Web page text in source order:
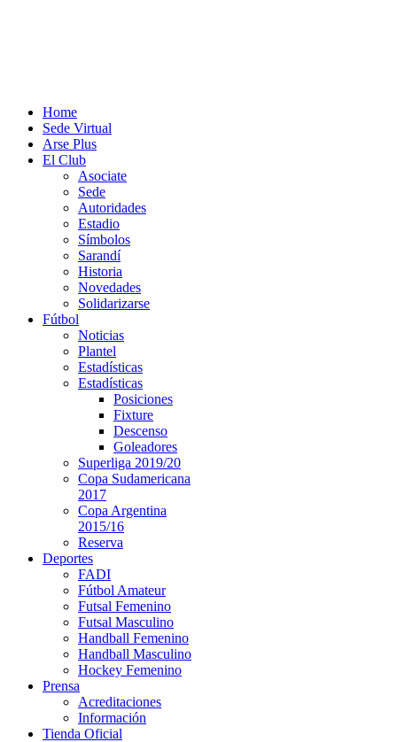
Home
Sede Virtual
Arse Plus
El Club
Asociate
Sede
Autoridades
Estadio
Símbolos
Sarandí
Historia
Novedades
Solidarizarse
Fútbol
Noticias
Plantel
Estadísticas
Estadísticas
Posiciones
Fixture
Descenso
Goleadores
Superliga 2019/20
Copa Sudamericana
2017
Copa Argentina
2015/16
Reserva
Deportes
FADI
Fútbol Amateur
Futsal Femenino
Futsal Masculino
Handball Femenino
Handball Masculino
Hockey Femenino
Prensa
Acreditaciones
Información
Tienda Oficial